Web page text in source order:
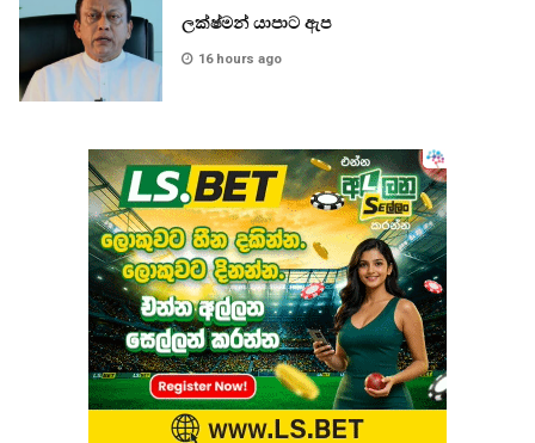
ලක්ෂ්මන් යාපාට ඇප
16 hours ago